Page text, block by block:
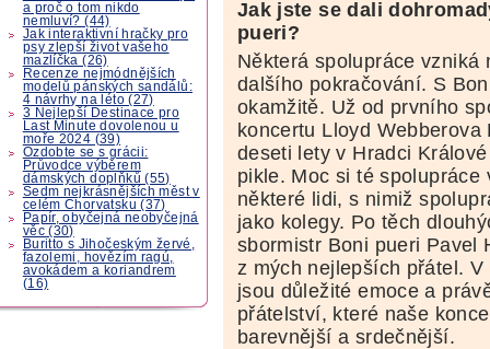
a proč o tom nikdo
nemluví? (44)
Jak interaktivní hračky pro
psy zlepší život vašeho
mazlíčka (26)
Recenze nejmódnějších
modelů pánských sandálů:
4 návrhy na léto (27)
3 Nejlepší Destinace pro
Last Minute dovolenou u
moře 2024 (39)
Ozdobte se s grácii:
Průvodce výběrem
dámských doplňků (55)
Sedm nejkrásnějších měst v
celém Chorvatsku (37)
Papír, obyčejná neobyčejná
věc (30)
Buritto s Jihočeským žervé,
fazolemi, hovězím ragú,
avokádem a koriandrem
(16)
Jak jste se dali
pueri?
Některá spolupráce vzniká
dalšího pokračování. S
okamžitě. Už od prvního
koncertu Lloyd Webberova
deseti lety v Hradci
pikle. Moc si té spolupráce
některé lidi, s nimiž
jako kolegy. Po těch
sbormistr Boni pueri Pavel
z mých nejlepších přátel.
jsou důležité emoce a
přátelství, které naše
barevnější a srdečnější.